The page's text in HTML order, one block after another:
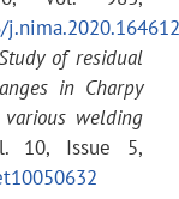
м
на основе
of residual
in Charpy
welding
10, Issue 5,